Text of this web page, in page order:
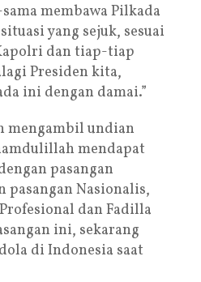
membawa Pilkada
yang sejuk, sesuai
dan tiap-tiap
Presiden kita,
ini dengan damai.”
mengambil undian
mendapat
pasangan
pasangan Nasionalis,
dan Fadilla
ini, sekarang
di Indonesia saat